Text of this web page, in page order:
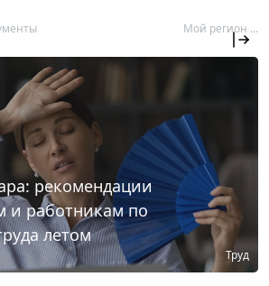
Мой регион ...
рекомендации
и работникам по
летом
Труд